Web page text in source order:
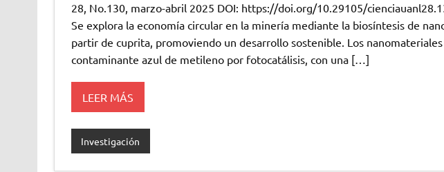
28, No.130, marzo-abril 2025 DOI: https://doi.org/10.29105/
Se explora la economía circular en la minería mediante la biosíntesis de
partir de cuprita, promoviendo un desarrollo sostenible. Los
contaminante azul de metileno por fotocatálisis, con una […]
LEER MÁS
Investigación